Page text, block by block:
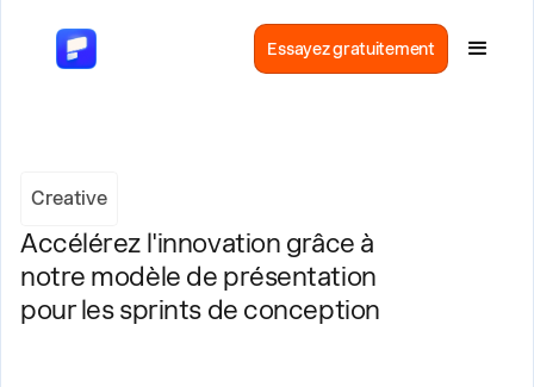
Essayez gratuitement
Creative
Accélérez l'innovation grâce à
notre modèle de présentation
pour les sprints de conception